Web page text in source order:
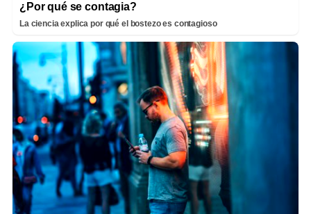
¿Por qué se contagia?
La ciencia explica por qué el bostezo es contagioso